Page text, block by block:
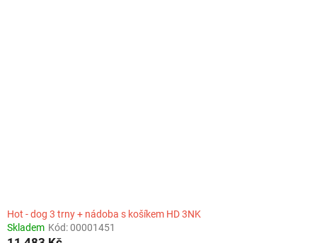
Hot - dog 3 trny + nádoba s košíkem HD 3NK
Skladem Kód:00001451